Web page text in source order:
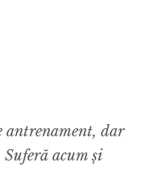
antrenament, dar
acum și